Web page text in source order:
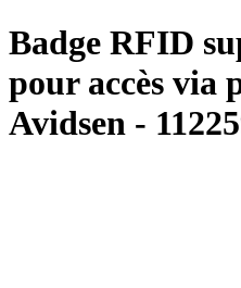
Badge RFID
pour accès via
Avidsen -